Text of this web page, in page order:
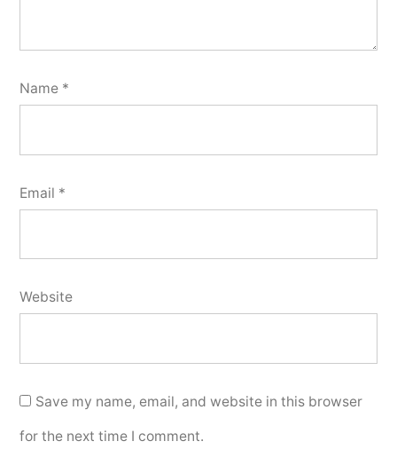
Name *
Email *
Website
Save my name, email, and website in this browser
for the next time I comment.